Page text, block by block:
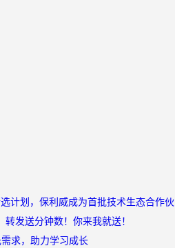
计划，保利威成为首批技术生态合作伙
发送分钟数！你来我就送！
求，助力学习成长